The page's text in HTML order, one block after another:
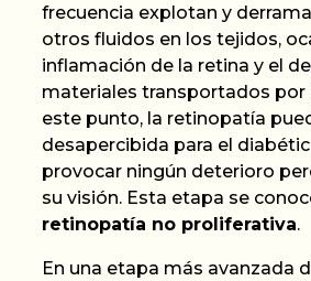
frecuencia explotan y
otros fluidos en los tejidos,
inflamación de la retina y el
materiales transportados por
este punto, la retinopatía
desapercibida para el
provocar ningún deterioro
su visión. Esta etapa se
retinopatía no proliferativa.
En una etapa más avanzada